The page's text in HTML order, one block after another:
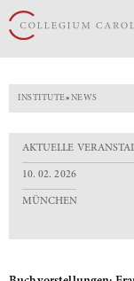
INSTITUTE» NEWS
AKTUELLE
10. 02. 2026
MÜNCHEN